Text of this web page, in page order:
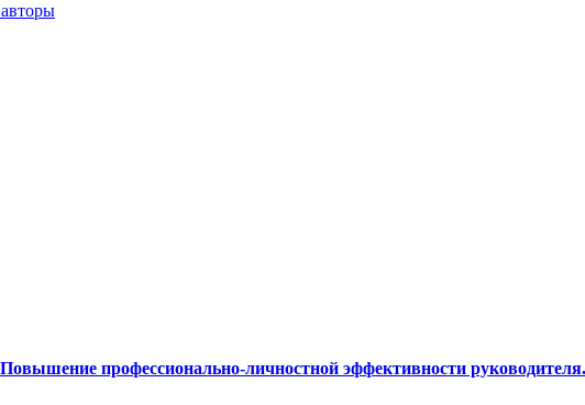
профессионально-личностной эффективности